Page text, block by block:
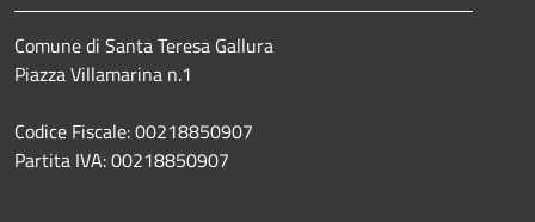
Comune di Santa Teresa Gallura
Piazza Villamarina n.1
Codice Fiscale: 00218850907
Partita IVA: 00218850907